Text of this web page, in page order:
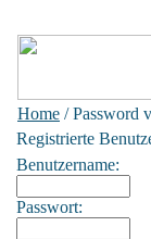
Home / Password
Registrierte
Benutzername:
Passwort: